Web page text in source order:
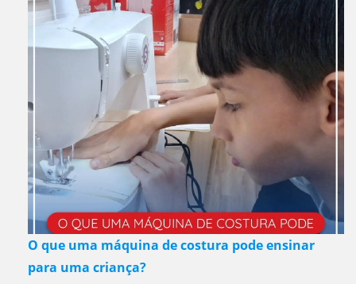
O que uma máquina de costura pode ensinar
para uma criança?